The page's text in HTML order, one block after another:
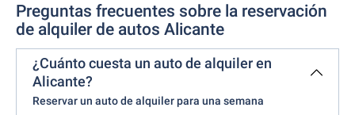
Preguntas frecuentes sobre la reservación
de alquiler de autos Alicante
¿Cuánto cuesta un auto de alquiler en
Alicante?
Reservar un auto de alquiler para una semana